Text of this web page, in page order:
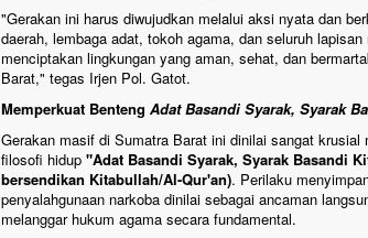
"Gerakan ini harus diwujudkan melalui aksi nyata dan
daerah, lembaga adat, tokoh agama, dan seluruh
menciptakan lingkungan yang aman, sehat, dan
Barat," tegas Irjen Pol. Gatot.
Memperkuat Benteng Adat Basandi Syarak, Syarak
Gerakan masif di Sumatra Barat ini dinilai sangat krusial
filosofi hidup "Adat Basandi Syarak, Syarak Basandi
bersendikan Kitabullah/Al-Qur'an). Perilaku
penyalahgunaan narkoba dinilai sebagai ancaman
melanggar hukum agama secara fundamental.